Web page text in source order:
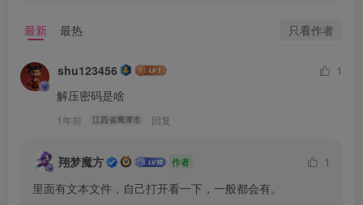
最新 最热 只看作者
shu123456
1
解压密码是啥
1年前 江西省鹰潭市 回复
翔梦魔方 作者
1
里面有文本文件，自己打开看一下，一般都会有。